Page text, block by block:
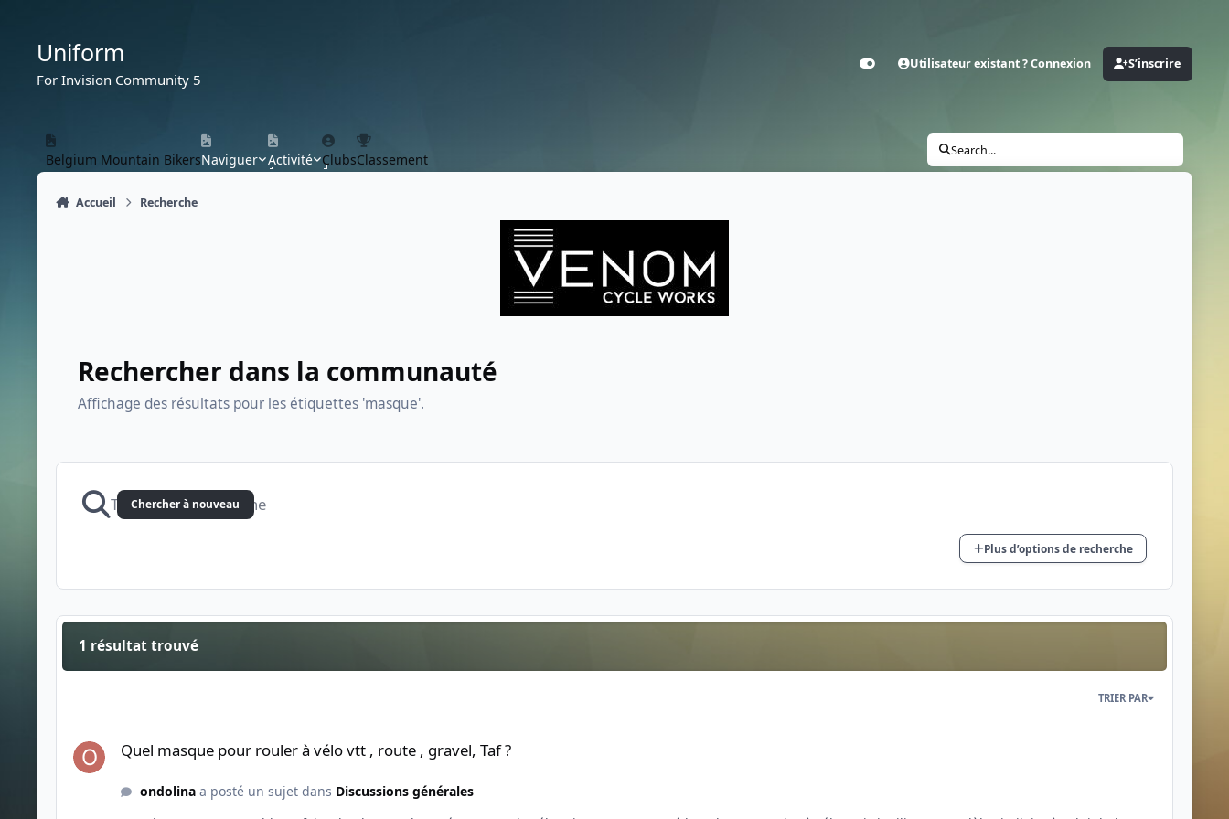
Uniform
For Invision Community 5 CustomizerUtilisateur existant ? Connexion S’inscrire
Belgium Mountain BikersNaviguer Activité ClubsClassement
Search...
Accueil Recherche
Rechercher dans la communauté
Affichage des résultats pour les étiquettes 'masque'.
Chercher à nouveau
Plus d’options de recherche
1 résultat trouvé
TRIER PAR
Quel masque pour rouler à vélo vtt , route , gravel, Taf ?
ondolinaa posté un sujet dans Discussions générales